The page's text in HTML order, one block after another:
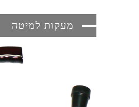
מעקות למיטה